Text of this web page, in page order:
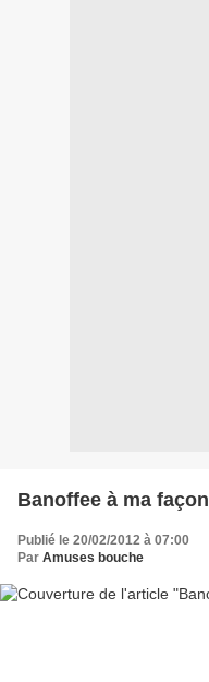
Banoffee à ma façon
Publié le 20/02/2012 à 07:00
Par Amuses bouche